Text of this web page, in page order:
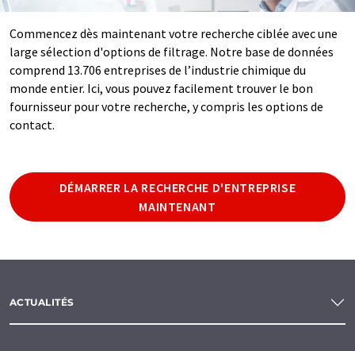
Commencez dès maintenant votre recherche ciblée avec une
large sélection d'options de filtrage. Notre base de données
comprend 13.706 entreprises de l’industrie chimique du
monde entier. Ici, vous pouvez facilement trouver le bon
fournisseur pour votre recherche, y compris les options de
contact.
DÉMARRER LA RECHERCHE D'ENTREPRISE
MAINTENANT
ACTUALITÉS